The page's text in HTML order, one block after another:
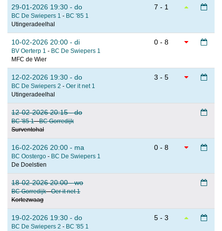
29-01-2026 19:30 - do
BC De Swiepers 1 - BC '85 1
Utingeradeelhal
7 - 1
10-02-2026 20:00 - di
BV Oerterp 1 - BC De Swiepers 1
MFC de Wier
0 - 8
12-02-2026 19:30 - do
BC De Swiepers 2 - Oer it net 1
Utingeradeelhal
3 - 5
12-02-2026 20:15 - do
BC '85 1-BC Gorredijk
Surventohal
16-02-2026 20:00 - ma
BC Oostergo - BC De Swiepers 1
De Doelstien
0 - 8
18-02-2026 20:00 - wo
BC Gorredijk-Oer it net 1
Kortezwaag
19-02-2026 19:30 - do
BC De Swiepers 2 - BC '85 1
5 - 3